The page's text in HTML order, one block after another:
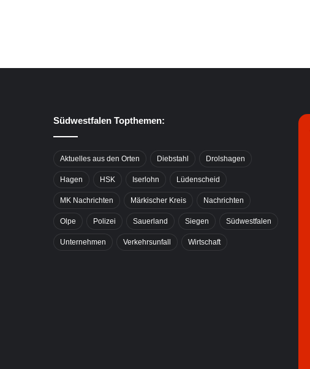
Südwestfalen Topthemen:
Aktuelles aus den Orten Diebstahl Drolshagen
Hagen HSK Iserlohn Lüdenscheid
MK Nachrichten Märkischer Kreis Nachrichten
Olpe Polizei Sauerland Siegen Südwestfalen
Unternehmen Verkehrsunfall Wirtschaft